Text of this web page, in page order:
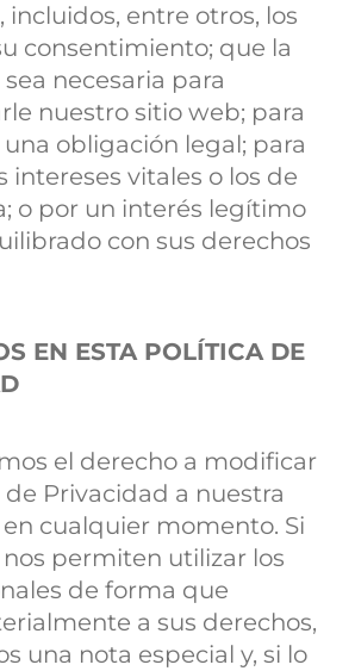
incluidos, entre otros, los
consentimiento; que la
necesaria para
nuestro sitio web; para
obligación legal; para
intereses vitales o los de
o por un interés legítimo
con sus derechos
EN ESTA POLÍTICA DE
el derecho a modificar
Privacidad a nuestra
cualquier momento. Si
permiten utilizar los
de forma que
a sus derechos,
una nota especial y, si lo